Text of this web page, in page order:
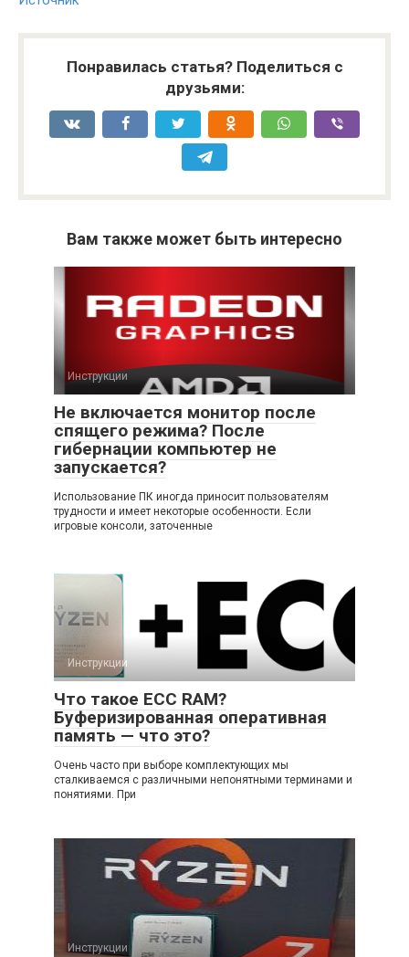
Понравилась статья? Поделиться с
друзьями:
Вам также может быть интересно
Инструкции
Не включается монитор после
спящего режима? После
гибернации компьютер не
запускается?
Использование ПК иногда приносит пользователям
трудности и имеет некоторые особенности. Если
игровые консоли, заточенные
Инструкции
Что такое ECC RAM?
Буферизированная оперативная
память — что это?
Очень часто при выборе комплектующих мы
сталкиваемся с различными непонятными терминами и
понятиями. При
Инструкции